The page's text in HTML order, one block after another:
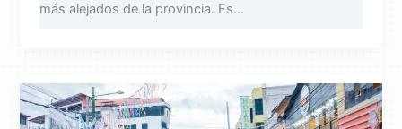
más alejados de la provincia. Es...